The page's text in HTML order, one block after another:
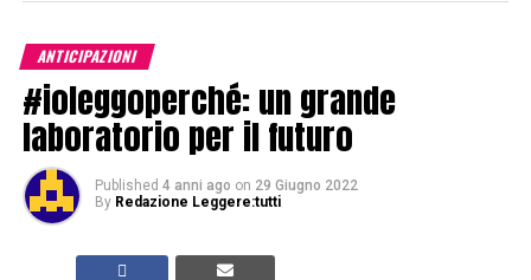
ANTICIPAZIONI
#ioleggoperché: un grande
laboratorio per il futuro
Published 4 anni ago on 29 Giugno 2022
By Redazione Leggere:tutti